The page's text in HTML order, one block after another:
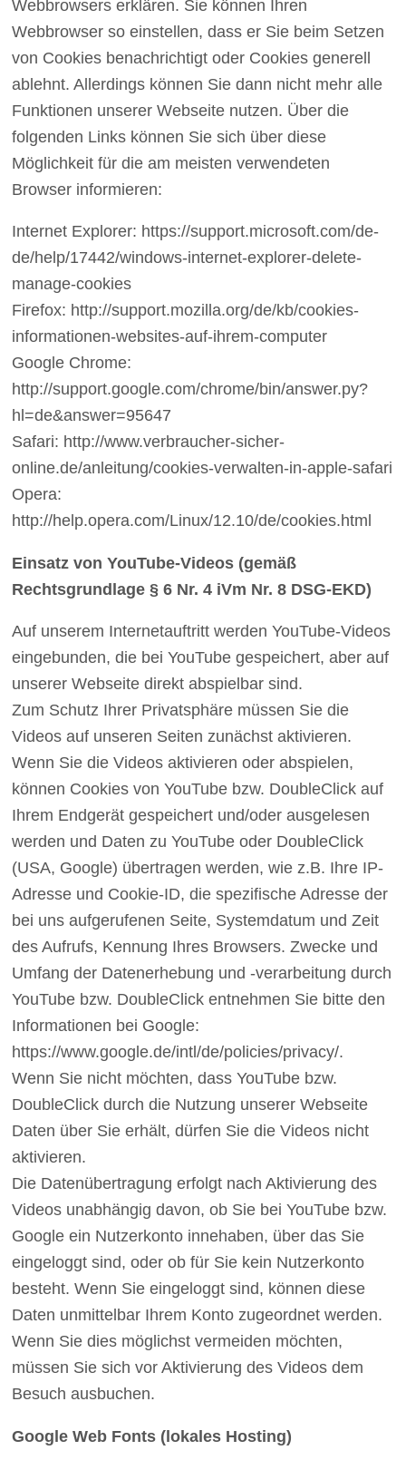
Webbrowsers erklären. Sie können Ihren
Webbrowser so einstellen, dass er Sie beim Setzen
von Cookies benachrichtigt oder Cookies generell
ablehnt. Allerdings können Sie dann nicht mehr alle
Funktionen unserer Webseite nutzen. Über die
folgenden Links können Sie sich über diese
Möglichkeit für die am meisten verwendeten
Browser informieren:
Internet Explorer: https://support.microsoft.com/de-
de/help/17442/windows-internet-explorer-delete-
manage-cookies
Firefox: http://support.mozilla.org/de/kb/cookies-
informationen-websites-auf-ihrem-computer
Google Chrome:
http://support.google.com/chrome/bin/answer.py?
hl=de&answer=95647
Safari: http://www.verbraucher-sicher-
online.de/anleitung/cookies-verwalten-in-apple-safari
Opera:
http://help.opera.com/Linux/12.10/de/cookies.html
Einsatz von YouTube-Videos (gemäß
Rechtsgrundlage § 6 Nr. 4 iVm Nr. 8 DSG-EKD)
Auf unserem Internetauftritt werden YouTube-Videos
eingebunden, die bei YouTube gespeichert, aber auf
unserer Webseite direkt abspielbar sind.
Zum Schutz Ihrer Privatsphäre müssen Sie die
Videos auf unseren Seiten zunächst aktivieren.
Wenn Sie die Videos aktivieren oder abspielen,
können Cookies von YouTube bzw. DoubleClick auf
Ihrem Endgerät gespeichert und/oder ausgelesen
werden und Daten zu YouTube oder DoubleClick
(USA, Google) übertragen werden, wie z.B. Ihre IP-
Adresse und Cookie-ID, die spezifische Adresse der
bei uns aufgerufenen Seite, Systemdatum und Zeit
des Aufrufs, Kennung Ihres Browsers. Zwecke und
Umfang der Datenerhebung und -verarbeitung durch
YouTube bzw. DoubleClick entnehmen Sie bitte den
Informationen bei Google:
https://www.google.de/intl/de/policies/privacy/.
Wenn Sie nicht möchten, dass YouTube bzw.
DoubleClick durch die Nutzung unserer Webseite
Daten über Sie erhält, dürfen Sie die Videos nicht
aktivieren.
Die Datenübertragung erfolgt nach Aktivierung des
Videos unabhängig davon, ob Sie bei YouTube bzw.
Google ein Nutzerkonto innehaben, über das Sie
eingeloggt sind, oder ob für Sie kein Nutzerkonto
besteht. Wenn Sie eingeloggt sind, können diese
Daten unmittelbar Ihrem Konto zugeordnet werden.
Wenn Sie dies möglichst vermeiden möchten,
müssen Sie sich vor Aktivierung des Videos dem
Besuch ausbuchen.
Google Web Fonts (lokales Hosting)